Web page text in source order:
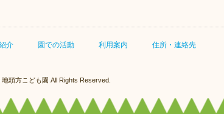
介 園での活動 利用案内 住所・連絡先
頭方こども園 All Rights Reserved.